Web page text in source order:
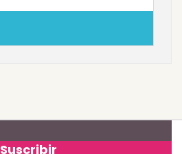
Suscribir